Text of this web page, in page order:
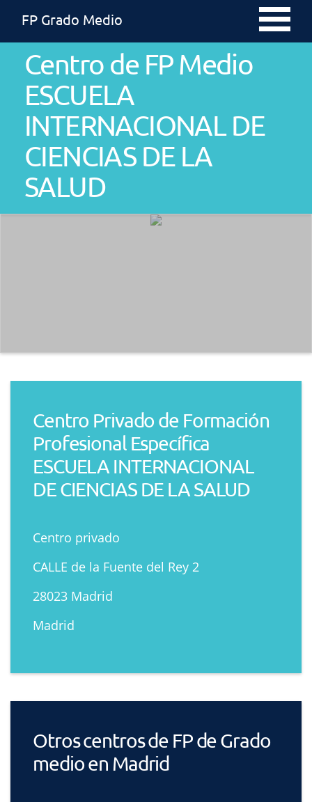
FP Grado Medio
Centro de FP Medio
ESCUELA
INTERNACIONAL DE
CIENCIAS DE LA
SALUD
Centro Privado de Formación
Profesional Específica
ESCUELA INTERNACIONAL
DE CIENCIAS DE LA SALUD
Centro privado
CALLE de la Fuente del Rey 2
28023 Madrid
Madrid
Otros centros de FP de Grado
medio en Madrid